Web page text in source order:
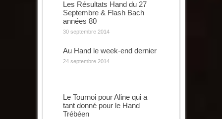
Les Résultats Hand du 27
Septembre & Flash Bach
années 80
30 septembre 2014
Au Hand le week-end dernier
24 septembre 2014
Le Tournoi pour Aline qui a
tant donné pour le Hand
Trébéen